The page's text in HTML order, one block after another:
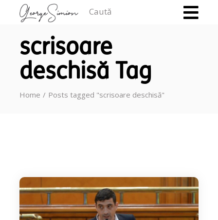
scrisoare
deschisă Tag
Home Posts tagged "scrisoare deschisă"